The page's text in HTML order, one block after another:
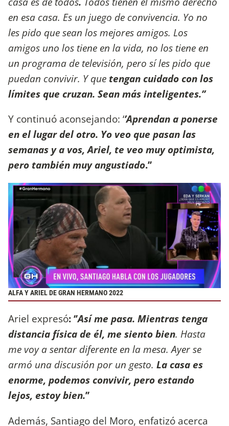
en esa casa. Es un juego de convivencia. Yo no
les pido que sean los mejores amigos. Los
amigos uno los tiene en la vida, no los tiene en
un programa de televisión, pero sí les pido que
puedan convivir. Y que tengan cuidado con los
límites que cruzan. Sean más inteligentes.’’
Y continuó aconsejando: ‘’Aprendan a ponerse
en el lugar del otro. Yo veo que pasan las
semanas y a vos, Ariel, te veo muy optimista,
pero también muy angustiado.’’
ALFA Y ARIEL DE GRAN HERMANO 2022
Ariel expresó: ‘’Así me pasa. Mientras tenga
distancia física de él, me siento bien. Hasta
me voy a sentar diferente en la mesa. Ayer se
armó una discusión por un gesto. La casa es
enorme, podemos convivir, pero estando
lejos, estoy bien.’’
Además, Santiago del Moro, enfatizó acerca